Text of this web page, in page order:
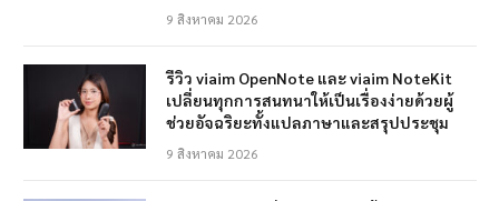
9 สิงหาคม 2026
รีวิว viaim OpenNote และ viaim NoteKit
เปลี่ยนทุกการสนทนาให้เป็นเรื่องง่ายด้วยผู้
ช่วยอัจฉริยะทั้งแปลภาษาและสรุปประชุม
9 สิงหาคม 2026